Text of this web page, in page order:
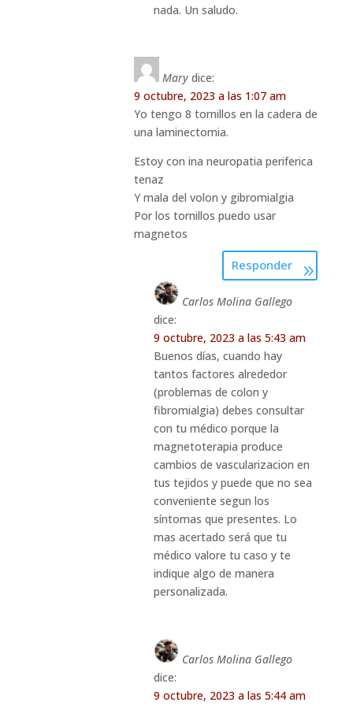
nada. Un saludo.
Mary dice:
9 octubre, 2023 a las 1:07 am
Yo tengo 8 tornillos en la cadera de
una laminectomia.
Estoy con ina neuropatia periferica
tenaz
Y mala del volon y gibromialgia
Por los tornillos puedo usar
magnetos
Responder
Carlos Molina Gallego
dice:
9 octubre, 2023 a las 5:43 am
Buenos días, cuando hay
tantos factores alrededor
(problemas de colon y
fibromialgia) debes consultar
con tu médico porque la
magnetoterapia produce
cambios de vascularizacion en
tus tejidos y puede que no sea
conveniente segun los
síntomas que presentes. Lo
mas acertado será que tu
médico valore tu caso y te
indique algo de manera
personalizada.
Carlos Molina Gallego
dice:
9 octubre, 2023 a las 5:44 am